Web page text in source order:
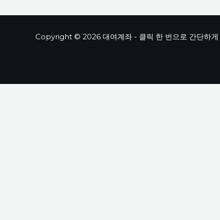
Copyright © 2026 대여계좌 - 클릭 한 번으로 간단하게